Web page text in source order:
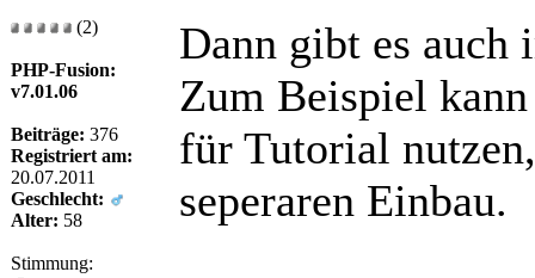
(2)
PHP-Fusion:
v7.01.06
Beiträge: 376
Registriert am:
20.07.2011
Geschlecht:
Alter: 58
Stimmung:
Dann gibt es auch
Zum Beispiel
für Tutorial
seperaren Einbau.